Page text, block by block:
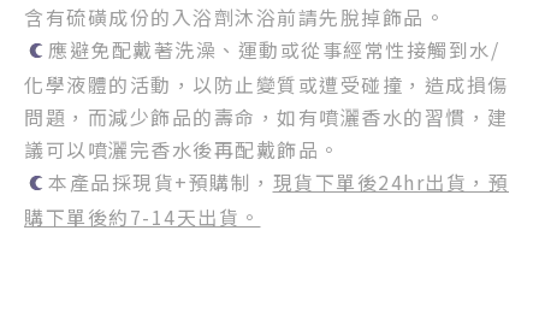
含有硫磺成份的入浴劑沐浴前請先脫掉飾品。
應避免配戴著洗澡、運動或從事經常性接觸到水/
化學液體的活動，以防止變質或遭受碰撞，造成損傷
問題，而減少飾品的壽命，如有噴灑香水的習慣，建
議可以噴灑完香水後再配戴飾品。
本產品採現貨+預購制， 現貨下單後24hr出貨，預
購下單後約7-14天出貨。